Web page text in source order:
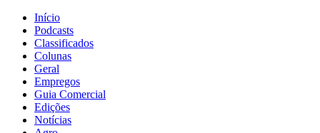
Início
Podcasts
Classificados
Colunas
Geral
Empregos
Guia Comercial
Edições
Notícias